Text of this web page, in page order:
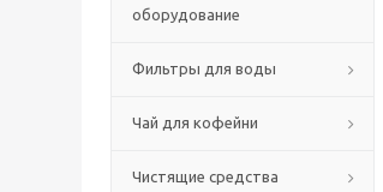
оборудование
Фильтры для воды
Чай для кофейни
Чистящие средства